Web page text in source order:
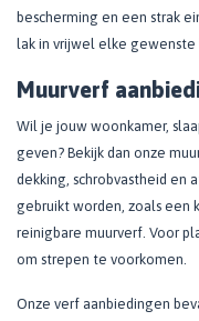
bescherming en een strak
lak in vrijwel elke gewenste
Muurverf
Wil je jouw woonkamer,
geven? Bekijk dan onze
dekking, schrobvastheid en
gebruikt worden, zoals een
reinigbare muurverf. Voor
om strepen te voorkomen.
Onze verf aanbiedingen